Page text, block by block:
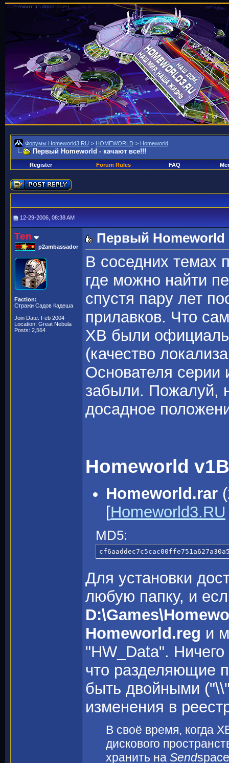
Форумы Homeworld3.RU > HOMEWORLD > Homeworld
Первый Homeworld - качают все!!!
Register Forum Rules FAQ
12-29-2006, 08:38 AM
Ten
p2ambassador
Faction:
Стражи Садов Кадеша
Join Date: Feb 2004
Location: Great Nebula
Posts: 2,564
Первый Homeworld
В соседних темах
где можно найти
спустя пару лет
прилавков. Что
ХВ были
(качество
Основателя серии
забыли. Пожалуй,
досадное
Homeworld
Homeworld.rar
[Homeworld3.RU
MD5:
Для установки
любую папку, и
Homeworld.reg и
"HW_Data".
что разделяющие
быть двойными
изменения в
В своё время, когда
дискового
хранить на Send